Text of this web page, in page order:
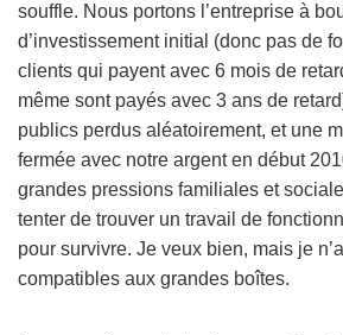
souffle. Nous portons l’entreprise à
d’investissement initial (donc pas de
clients qui payent avec 6 mois de
même sont payés avec 3 ans de
publics perdus aléatoirement, et une
fermée avec notre argent en début
grandes pressions familiales et
tenter de trouver un travail de
pour survivre. Je veux bien, mais je
compatibles aux grandes boîtes.